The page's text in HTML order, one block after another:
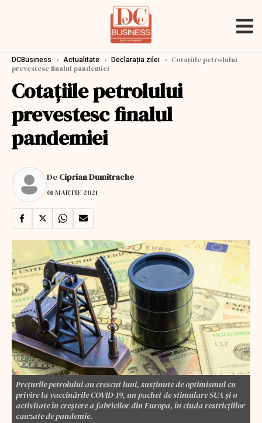
DCBusiness › Actualitate › Declarația zilei › Cotațiile petrolului
prevestesc finalul pandemiei
Cotațiile petrolului
prevestesc finalul
pandemiei
De Ciprian Dumitrache
01 MARTIE 2021
Prețurile petrolului au crescut luni, susținute de optimismul cu
privire la vaccinările COVID-19, un pachet de stimulare SUA și o
activitate în creștere a fabricilor din Europa, în ciuda restricțiilor
cauzate de pandemie.